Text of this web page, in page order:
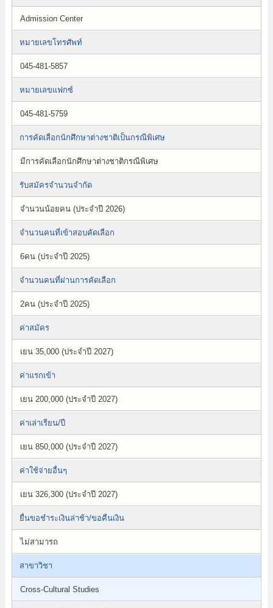
Admission Center
หมายเลขโทรศัพท์
045-481-5857
หมายเลขแฟกซ์
045-481-5759
การคัดเลือกนักศึกษาต่างชาติเป็นกรณีพิเศษ
มีการคัดเลือกนักศึกษาต่างชาติกรณีพิเศษ
รับสมัครจำนวนจำกัด
จำนวนน้อยคน (ประจำปี 2026)
จำนวนคนที่เข้าสอบคัดเลือก
6คน (ประจำปี 2025)
จำนวนคนที่ผ่านการคัดเลือก
2คน (ประจำปี 2025)
ค่าสมัคร
เยน 35,000 (ประจำปี 2027)
ค่าแรกเข้า
เยน 200,000 (ประจำปี 2027)
ค่าเล่าเรียน/ปี
เยน 850,000 (ประจำปี 2027)
ค่าใช้จ่ายอื่นๆ
เยน 326,300 (ประจำปี 2027)
ยื่นขอชำระเงินล่าช้า/ขอคืนเงิน
ไม่สามารถ
สาขาวิชา
Cross-Cultural Studies